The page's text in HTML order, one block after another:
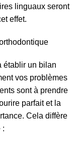
linguaux seront
effet.
établir un bilan
vos problèmes
sont à prendre
parfait et la
Cela diffère
: